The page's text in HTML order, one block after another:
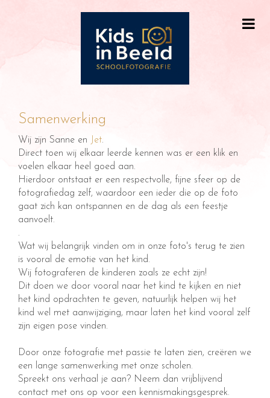
Samenwerking
Wij zijn Sanne en Jet.
Direct toen wij elkaar leerde kennen was er een klik en
voelen elkaar heel goed aan.
Hierdoor ontstaat er een respectvolle, fijne sfeer op de
fotografiedag zelf, waardoor een ieder die op de foto
gaat zich kan ontspannen en de dag als een feestje
aanvoelt.
.
Wat wij belangrijk vinden om in onze foto's terug te zien
is vooral de emotie van het kind.
Wij fotograferen de kinderen zoals ze echt zijn!
Dit doen we door vooral naar het kind te kijken en niet
het kind opdrachten te geven, natuurlijk helpen wij het
kind wel met aanwijziging, maar laten het kind vooral zelf
zijn eigen pose vinden.
Door onze fotografie met passie te laten zien, creëren we
een lange samenwerking met onze scholen.
Spreekt ons verhaal je aan? Neem dan vrijblijvend
contact met ons op voor een kennismakingsgesprek.